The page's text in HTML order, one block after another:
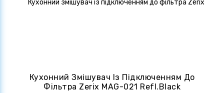
Кухонний Змішувач Із Підключенням До
Фільтра Zerix MAG-021 Refl.Black